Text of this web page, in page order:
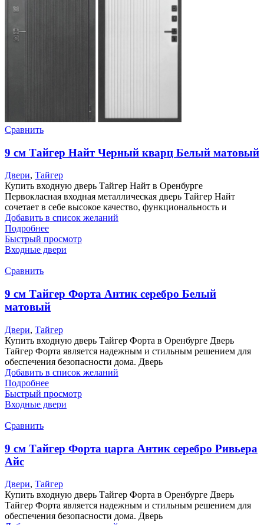
Сравнить
9 см Тайгер Найт Черный кварц Белый матовый
Двери, Тайгер
Купить входную дверь Тайгер Найт в Оренбурге
Первокласная входная металлическая дверь Тайгер Найт
сочетает в себе высокое качество, функциональность и
Добавить в список желаний
Подробнее
Быстрый просмотр
Входные двери
Сравнить
9 см Тайгер Форта Антик серебро Белый
матовый
Двери, Тайгер
Купить входную дверь Тайгер Форта в Оренбурге Дверь
Тайгер Форта является надежным и стильным решением для
обеспечения безопасности дома. Дверь
Добавить в список желаний
Подробнее
Быстрый просмотр
Входные двери
Сравнить
9 см Тайгер Форта царга Антик серебро Ривьера
Айс
Двери, Тайгер
Купить входную дверь Тайгер Форта в Оренбурге Дверь
Тайгер Форта является надежным и стильным решением для
обеспечения безопасности дома. Дверь